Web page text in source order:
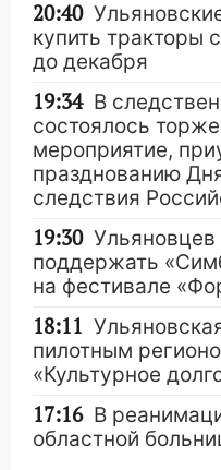
20:40
купить тракторы
до декабря
19:34 В
состоялось
мероприятие,
празднованию
следствия
19:30
поддержать
на фестивале
18:11
пилотным
«Культурное
17:16 В
областной